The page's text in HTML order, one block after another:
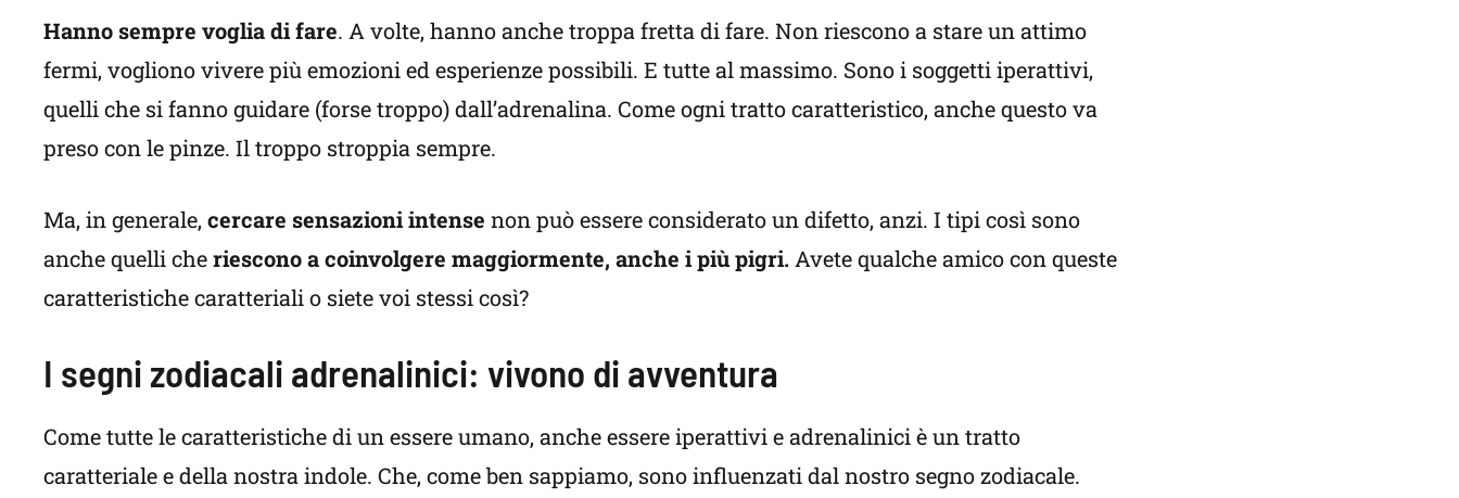
Hanno sempre voglia di fare. A volte, hanno anche troppa fretta di fare. Non riescono a stare un attimo
fermi, vogliono vivere più emozioni ed esperienze possibili. E tutte al massimo. Sono i soggetti iperattivi,
quelli che si fanno guidare (forse troppo) dall’adrenalina. Come ogni tratto caratteristico, anche questo va
preso con le pinze. Il troppo stroppia sempre.
Ma, in generale, cercare sensazioni intense non può essere considerato un difetto, anzi. I tipi così sono
anche quelli cheriescono a coinvolgere maggiormente, anche i più pigri. Avete qualche amico con queste
caratteristiche caratteriali o siete voi stessi così?
I segni zodiacali adrenalinici: vivono di avventura
Come tutte le caratteristiche di un essere umano, anche essere iperattivi e adrenalinici è un tratto
caratteriale e della nostra indole. Che, come ben sappiamo, sono influenzati dal nostro segno zodiacale.